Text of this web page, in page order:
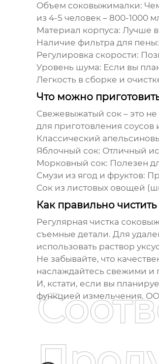
Объем соковыжималки:
из 4-5 человек – 800-1000
Материал корпуса: Лучше
Наличие фильтра для пены:
Регулировка скорости:
Уровень шума: Если вы
Легкость в сборке и
Что можно
Свежевыжатый сок – это не
для приготовления соусов
Классический
Яблочный сок: Отличный
Морковный сок: Полезен
Смузи из ягод и фруктов:
Сок из листовых овощей
Как правильно
Регулярная чистка
съемные детали. Для
использовать раствор
Не забывайте, что
наслаждайтесь свежими и
И, кстати, если вы
функцией измельчения.